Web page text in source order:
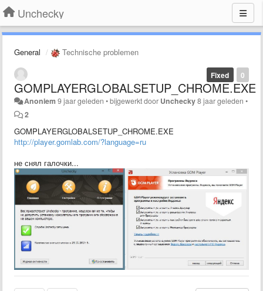
Unchecky
General Technische problemen
0
Fixed
GOMPLAYERGLOBALSETUP_CHROME.EXE
Anoniem 9 jaar geleden •bijgewerkt door Unchecky8 jaar geleden •
2
GOMPLAYERGLOBALSETUP_CHROME.EXE
http://player.gomlab.com/?language=ru
не снял галочки...